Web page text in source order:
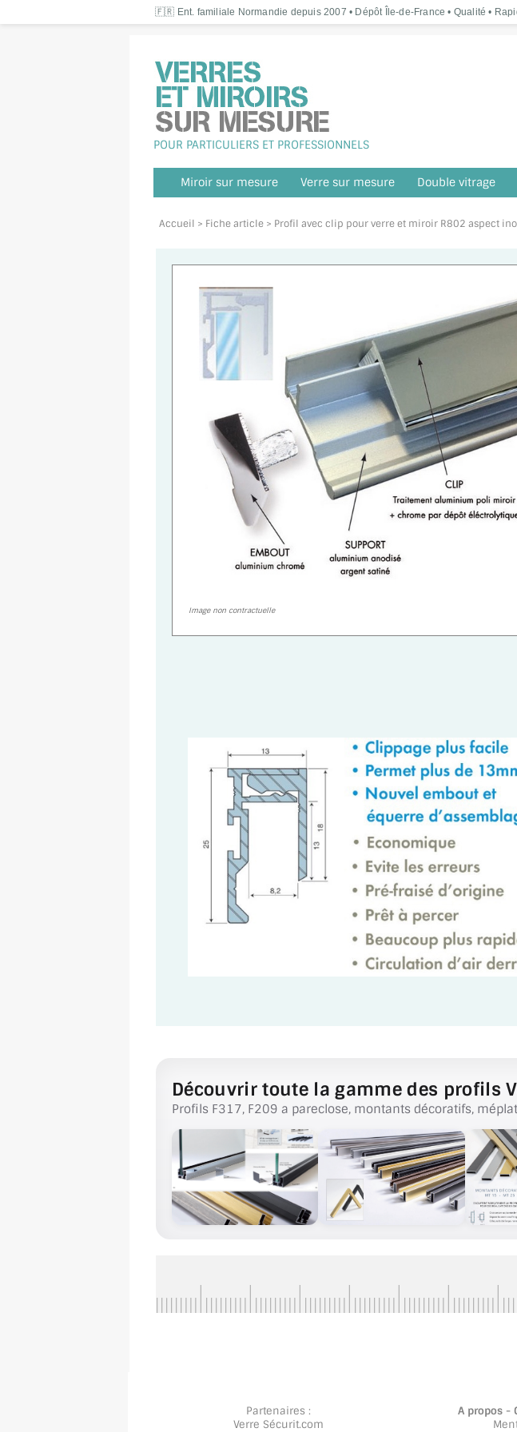
🇫🇷 Ent. familiale Normandie depuis 2007 • Dépôt Île-de-France • Qualité •
POUR PARTICULIERS ET PROFESSIONNELS
Miroir sur mesure Verre sur mesure Double vitrage
Accueil > Fiche article > Profil avec clip pour verre et miroir R802 aspect
Image non contractuelle
Découvrir toute la gamme des profils
Profils F317, F209 a pareclose, montants décoratifs,
Partenaires :
Verre Sécurit.com
A propos -